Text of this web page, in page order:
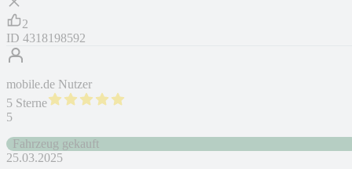
2
ID 4318198592
mobile.de Nutzer
5 Sterne
5
Fahrzeug gekauft
25.03.2025